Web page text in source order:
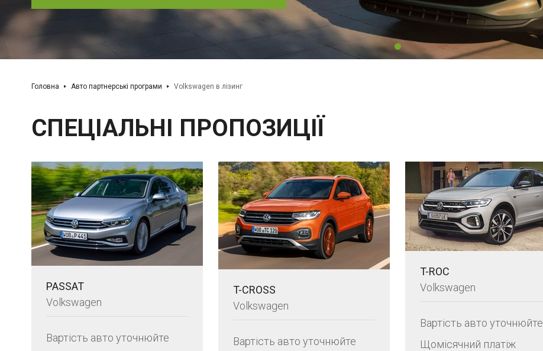
Головна Авто партнерські програми Volkswagen в лізинг
СПЕЦІАЛЬНІ ПРОПОЗИЦІЇ
PASSAT
Volkswagen
Вартість авто уточнюйте
T-CROSS
Volkswagen
Вартість авто уточнюйте
T-ROC
Volkswagen
Вартість авто уточнюйте
Щомісячний платіж